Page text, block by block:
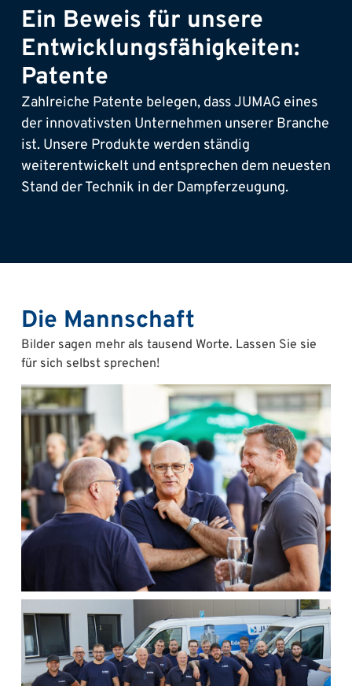
Ein Beweis für unsere
Entwicklungsfähigkeiten:
Patente
Zahlreiche Patente belegen, dass JUMAG eines
der innovativsten Unternehmen unserer Branche
ist. Unsere Produkte werden ständig
weiterentwickelt und entsprechen dem neuesten
Stand der Technik in der Dampferzeugung.
Die Mannschaft
Bilder sagen mehr als tausend Worte. Lassen Sie sie
für sich selbst sprechen!